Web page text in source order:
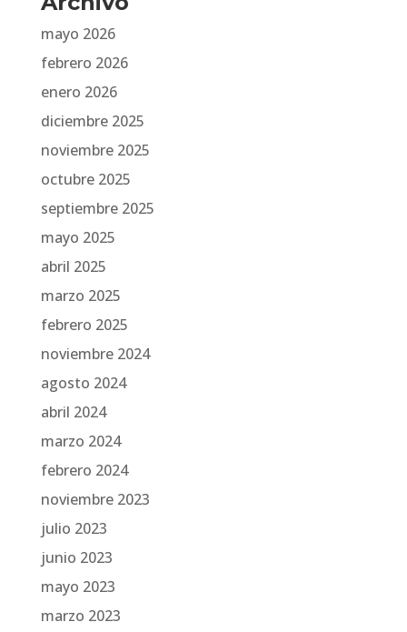
mayo 2026
febrero 2026
enero 2026
diciembre 2025
noviembre 2025
octubre 2025
septiembre 2025
mayo 2025
abril 2025
marzo 2025
febrero 2025
noviembre 2024
agosto 2024
abril 2024
marzo 2024
febrero 2024
noviembre 2023
julio 2023
junio 2023
mayo 2023
marzo 2023